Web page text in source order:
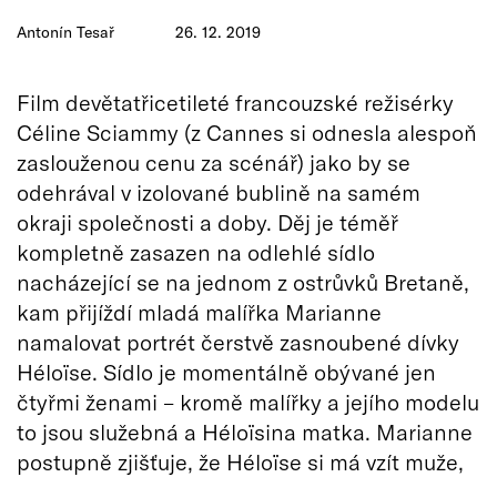
Antonín Tesař 26. 12. 2019
Film devětatřicetileté francouzské režisérky
Céline Sciammy (z Cannes si odnesla alespoň
zaslouženou cenu za scénář) jako by se
odehrával v izolované bublině na samém
okraji společnosti a doby. Děj je téměř
kompletně zasazen na odlehlé sídlo
nacházející se na jednom z ostrůvků Bretaně,
kam přijíždí mladá malířka Marianne
namalovat portrét čerstvě zasnoubené dívky
Héloïse. Sídlo je momentálně obývané jen
čtyřmi ženami – kromě malířky a jejího modelu
to jsou služebná a Héloïsina matka. Marianne
postupně zjišťuje, že Héloïse si má vzít muže,